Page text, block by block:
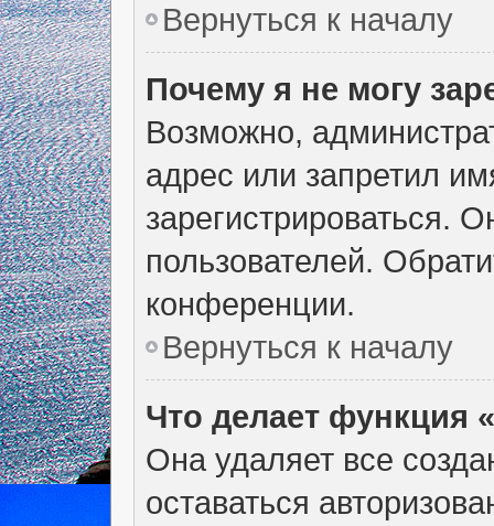
Вернуться к началу
Почему я не могу
Возможно,
адрес или запретил
зарегистрироваться.
пользователей.
конференции.
Вернуться к началу
Что делает функция
Она удаляет все
оставаться